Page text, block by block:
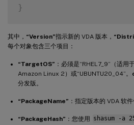
}
其中， “Version”指示新的 VDA 版本，
每个对象包含三个项目：
“TargetOS” ：必须是“RHEL7_9”（适用
Amazon Linux 2）或“UBUNTU20_04”。
分发版。
“PackageName” ：指定版本的 VDA 软
“PackageHash” ：您使用 shasum -a